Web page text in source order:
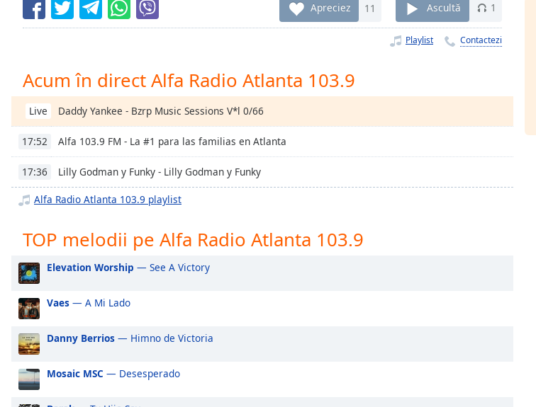
Chapters
Chapters
Descriptions
descriptions
off,
selected
Subtitles
subtitles
settings,
subtitles
settings
dialog
subtitles
off
selected
Apreciez 11 Ascultă 1
Playlist Contactezi
Acum în direct Alfa Radio Atlanta 103.9
Live Daddy Yankee - Bzrp Music Sessions V*l 0/66
17:52 Alfa 103.9 FM - La #1 para las familias en Atlanta
17:36 Lilly Godman y Funky - Lilly Godman y Funky
Alfa Radio Atlanta 103.9 playlist
TOP melodii pe Alfa Radio Atlanta 103.9
Elevation Worship — See A Victory
Vaes — A Mi Lado
Danny Berrios — Himno de Victoria
Mosaic MSC — Desesperado